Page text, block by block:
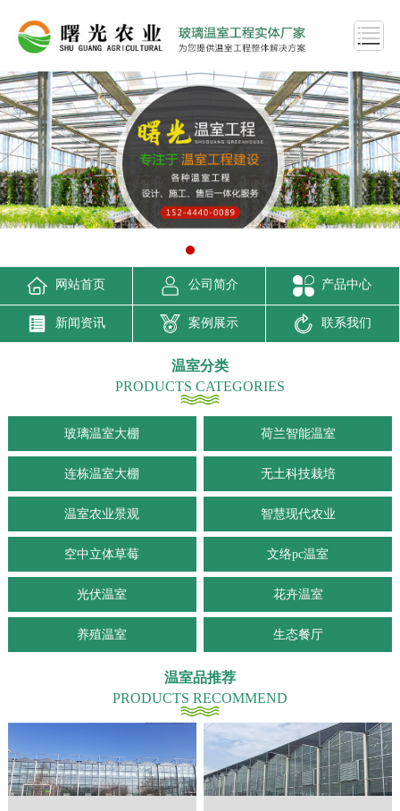
网站首页 公司简介 产品中心
新闻资讯 案例展示 联系我们
温室分类
PRODUCTS CATEGORIES
玻璃温室大棚 荷兰智能温室
连栋温室大棚 无土科技栽培
温室农业景观 智慧现代农业
空中立体草莓 文络pc温室
光伏温室 花卉温室
养殖温室 生态餐厅
温室品推荐
PRODUCTS RECOMMEND